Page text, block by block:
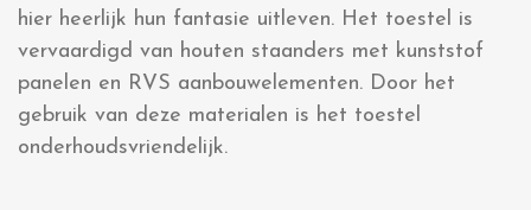
hier heerlijk hun fantasie uitleven. Het toestel is
vervaardigd van houten staanders met kunststof
panelen en RVS aanbouwelementen. Door het
gebruik van deze materialen is het toestel
onderhoudsvriendelijk.